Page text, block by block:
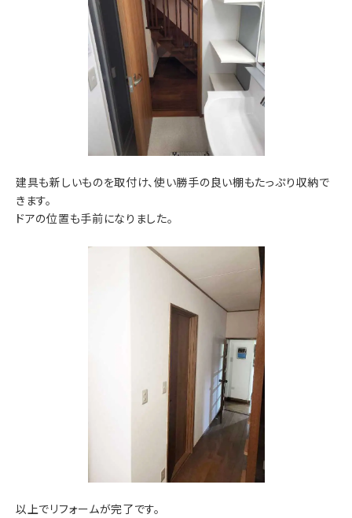
建具も新しいものを取付け、使い勝手の良い棚もたっぷり収納で
きます。
ドアの位置も手前になりました。
以上でリフォームが完了です。